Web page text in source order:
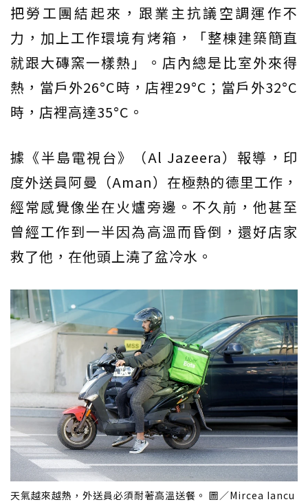
把勞工團結起來，跟業主抗議空調運作不
力，加上工作環境有烤箱，「整棟建築簡直
就跟大磚窯一樣熱」。店內總是比室外來得
熱，當戶外26°C時，店裡29°C；當戶外32°C
時，店裡高達35°C。
據《半島電視台》（Al Jazeera）報導，印
度外送員阿曼（Aman）在極熱的德里工作，
經常感覺像坐在火爐旁邊。不久前，他甚至
曾經工作到一半因為高溫而昏倒，還好店家
救了他，在他頭上澆了盆冷水。
天氣越來越熱，外送員必須耐著高溫送餐。 圖／Mircea Iancu